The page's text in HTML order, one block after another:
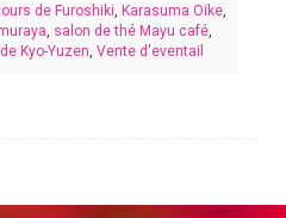
de Furoshiki, Karasuma Oike,
, salon de thé Mayu café,
Kyo-Yuzen, Vente d'eventail